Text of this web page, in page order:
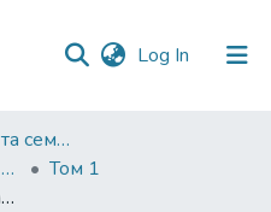
Log In (current)
012. Конференції та семінари НаУКМА
Матеріали міжнародної науково-практичної конференції "Менеджмент та маркетинг як фактори розвитку бізнесу в умовах економіки відновлення", 18-19 квітня 2023 р.
Том 1
Лідерство в системі стратегічного управління підприємством